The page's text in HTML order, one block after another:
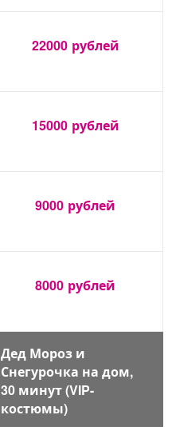
22000 рублей
15000 рублей
9000 рублей
8000 рублей
Дед Мороз и
Снегурочка на дом,
30 минут (VIP-
костюмы)